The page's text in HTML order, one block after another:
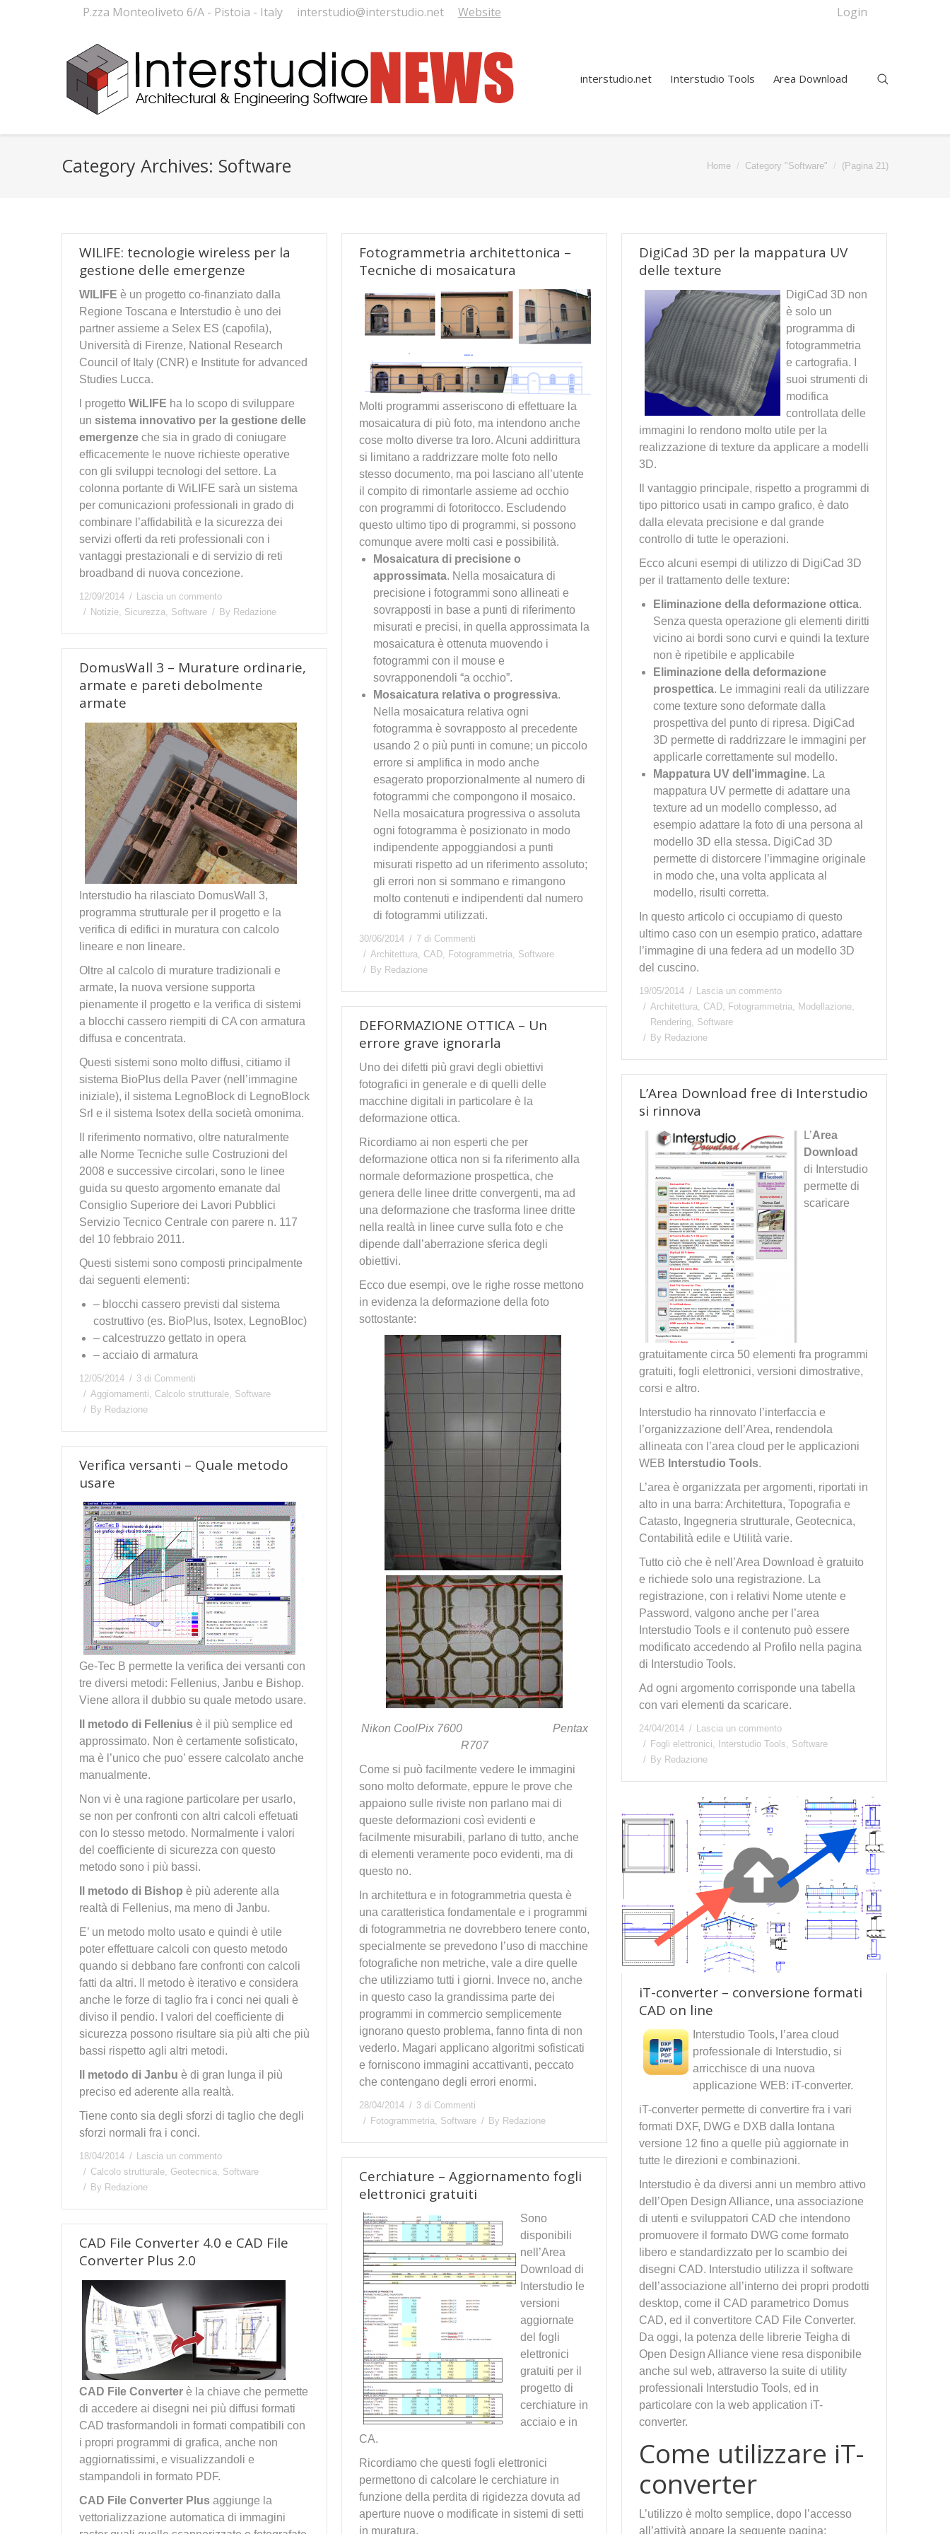
P.zza Monteoliveto 6/A - Pistoia - Italy interstudio@interstudio.net Website Login
interstudio.net Interstudio Tools Area Download
Category Archives: Software Home Category "Software" (Pagina 21)
WILIFE: tecnologie wireless per la
gestione delle emergenze
WILIFE è un progetto co-finanziato dalla
Regione Toscana e Interstudio è uno dei
partner assieme a Selex ES (capofila),
Università di Firenze, National Research
Council of Italy (CNR) e Institute for advanced
Studies Lucca.
l progetto WiLIFE ha lo scopo di sviluppare
un sistema innovativo per la gestione delle
emergenze che sia in grado di coniugare
efficacemente le nuove richieste operative
con gli sviluppi tecnologi del settore. La
colonna portante di WiLIFE sarà un sistema
per comunicazioni professionali in grado di
combinare l’affidabilità e la sicurezza dei
servizi offerti da reti professionali con i
vantaggi prestazionali e di servizio di reti
broadband di nuova concezione.
12/09/2014
Lascia un commento
Notizie, Sicurezza, Software By Redazione
Fotogrammetria architettonica –
Tecniche di mosaicatura
Molti programmi asseriscono di effettuare la
mosaicatura di più foto, ma intendono anche
cose molto diverse tra loro. Alcuni addirittura
si limitano a raddrizzare molte foto nello
stesso documento, ma poi lasciano all’utente
il compito di rimontarle assieme ad occhio
con programmi di fotoritocco. Escludendo
questo ultimo tipo di programmi, si possono
comunque avere molti casi e possibilità.
Mosaicatura di precisione o
approssimata. Nella mosaicatura di
precisione i fotogrammi sono allineati e
sovrapposti in base a punti di riferimento
misurati e precisi, in quella approssimata la
mosaicatura è ottenuta muovendo i
fotogrammi con il mouse e
sovrapponendoli “a occhio”.
Mosaicatura relativa o progressiva.
Nella mosaicatura relativa ogni
fotogramma è sovrapposto al precedente
usando 2 o più punti in comune; un piccolo
errore si amplifica in modo anche
esagerato proporzionalmente al numero di
fotogrammi che compongono il mosaico.
Nella mosaicatura progressiva o assoluta
ogni fotogramma è posizionato in modo
indipendente appoggiandosi a punti
misurati rispetto ad un riferimento assoluto;
gli errori non si sommano e rimangono
molto contenuti e indipendenti dal numero
di fotogrammi utilizzati.
30/06/2014
7 di Commenti
Architettura, CAD, Fotogrammetria, Software
By Redazione
DigiCad 3D per la mappatura UV
delle texture
DigiCad 3D non
è solo un
programma di
fotogrammetria
e cartografia. I
suoi strumenti di
modifica
controllata delle
immagini lo rendono molto utile per la
realizzazione di texture da applicare a modelli
3D.
Il vantaggio principale, rispetto a programmi di
tipo pittorico usati in campo grafico, è dato
dalla elevata precisione e dal grande
controllo di tutte le operazioni.
Ecco alcuni esempi di utilizzo di DigiCad 3D
per il trattamento delle texture:
Eliminazione della deformazione ottica.
Senza questa operazione gli elementi diritti
vicino ai bordi sono curvi e quindi la texture
non è ripetibile e applicabile
Eliminazione della deformazione
prospettica. Le immagini reali da utilizzare
come texture sono deformate dalla
prospettiva del punto di ripresa. DigiCad
3D permette di raddrizzare le immagini per
applicarle correttamente sul modello.
Mappatura UV dell’immagine. La
mappatura UV permette di adattare una
texture ad un modello complesso, ad
esempio adattare la foto di una persona al
modello 3D ella stessa. DigiCad 3D
permette di distorcere l’immagine originale
in modo che, una volta applicata al
modello, risulti corretta.
In questo articolo ci occupiamo di questo
ultimo caso con un esempio pratico, adattare
l’immagine di una federa ad un modello 3D
del cuscino.
19/05/2014
Lascia un commento
Architettura, CAD, Fotogrammetria, Modellazione,
Rendering, Software
By Redazione
DomusWall 3 – Murature ordinarie,
armate e pareti debolmente
armate
Interstudio ha rilasciato DomusWall 3,
programma strutturale per il progetto e la
verifica di edifici in muratura con calcolo
lineare e non lineare.
Oltre al calcolo di murature tradizionali e
armate, la nuova versione supporta
pienamente il progetto e la verifica di sistemi
a blocchi cassero riempiti di CA con armatura
diffusa e concentrata.
Questi sistemi sono molto diffusi, citiamo il
sistema BioPlus della Paver (nell’immagine
iniziale), il sistema LegnoBlock di LegnoBlock
Srl e il sistema Isotex della società omonima.
Il riferimento normativo, oltre naturalmente
alle Norme Tecniche sulle Costruzioni del
2008 e successive circolari, sono le linee
guida su questo argomento emanate dal
Consiglio Superiore dei Lavori Pubblici
Servizio Tecnico Centrale con parere n. 117
del 10 febbraio 2011.
Questi sistemi sono composti principalmente
dai seguenti elementi:
– blocchi cassero previsti dal sistema
costruttivo (es. BioPlus, Isotex, LegnoBloc)
– calcestruzzo gettato in opera
– acciaio di armatura
12/05/2014
3 di Commenti
Aggiornamenti, Calcolo strutturale, Software
By Redazione
DEFORMAZIONE OTTICA – Un
errore grave ignorarla
Uno dei difetti più gravi degli obiettivi
fotografici in generale e di quelli delle
macchine digitali in particolare è la
deformazione ottica.
Ricordiamo ai non esperti che per
deformazione ottica non si fa riferimento alla
normale deformazione prospettica, che
genera delle linee dritte convergenti, ma ad
una deformazione che trasforma linee dritte
nella realtà in linee curve sulla foto e che
dipende dall’aberrazione sferica degli
obiettivi.
Ecco due esempi, ove le righe rosse mettono
in evidenza la deformazione della foto
sottostante:
Nikon CoolPix 7600 Pentax
R707
Come si può facilmente vedere le immagini
sono molto deformate, eppure le prove che
appaiono sulle riviste non parlano mai di
queste deformazioni così evidenti e
facilmente misurabili, parlano di tutto, anche
di elementi veramente poco evidenti, ma di
questo no.
In architettura e in fotogrammetria questa è
una caratteristica fondamentale e i programmi
di fotogrammetria ne dovrebbero tenere conto,
specialmente se prevedono l’uso di macchine
fotografiche non metriche, vale a dire quelle
che utilizziamo tutti i giorni. Invece no, anche
in questo caso la grandissima parte dei
programmi in commercio semplicemente
ignorano questo problema, fanno finta di non
vederlo. Magari applicano algoritmi sofisticati
e forniscono immagini accattivanti, peccato
che contengano degli errori enormi.
28/04/2014
3 di Commenti
Fotogrammetria, Software By Redazione
L’Area Download free di Interstudio
si rinnova
L’Area
Download
di Interstudio
permette di
scaricare
gratuitamente circa 50 elementi fra programmi
gratuiti, fogli elettronici, versioni dimostrative,
corsi e altro.
Interstudio ha rinnovato l’interfaccia e
l’organizzazione dell’Area, rendendola
allineata con l’area cloud per le applicazioni
WEB Interstudio Tools.
L’area è organizzata per argomenti, riportati in
alto in una barra: Architettura, Topografia e
Catasto, Ingegneria strutturale, Geotecnica,
Contabilità edile e Utilità varie.
Tutto ciò che è nell’Area Download è gratuito
e richiede solo una registrazione. La
registrazione, con i relativi Nome utente e
Password, valgono anche per l’area
Interstudio Tools e il contenuto può essere
modificato accedendo al Profilo nella pagina
di Interstudio Tools.
Ad ogni argomento corrisponde una tabella
con vari elementi da scaricare.
24/04/2014
Lascia un commento
Fogli elettronici, Interstudio Tools, Software
By Redazione
Verifica versanti – Quale metodo
usare
Ge-Tec B permette la verifica dei versanti con
tre diversi metodi: Fellenius, Janbu e Bishop.
Viene allora il dubbio su quale metodo usare.
Il metodo di Fellenius è il più semplice ed
approssimato. Non è certamente sofisticato,
ma è l’unico che puo’ essere calcolato anche
manualmente.
Non vi è una ragione particolare per usarlo,
se non per confronti con altri calcoli effetuati
con lo stesso metodo. Normalmente i valori
del coefficiente di sicurezza con questo
metodo sono i più bassi.
Il metodo di Bishop è più aderente alla
realtà di Fellenius, ma meno di Janbu.
E’ un metodo molto usato e quindi è utile
poter effettuare calcoli con questo metodo
quando si debbano fare confronti con calcoli
fatti da altri. Il metodo è iterativo e considera
anche le forze di taglio fra i conci nei quali è
diviso il pendio. I valori del coefficiente di
sicurezza possono risultare sia più alti che più
bassi rispetto agli altri metodi.
Il metodo di Janbu è di gran lunga il più
preciso ed aderente alla realtà.
Tiene conto sia degli sforzi di taglio che degli
sforzi normali fra i conci.
18/04/2014
Lascia un commento
Calcolo strutturale, Geotecnica, Software
By Redazione
iT-converter – conversione formati
CAD on line
Interstudio Tools, l’area cloud
professionale di Interstudio, si
arricchisce di una nuova
applicazione WEB: iT-converter.
iT-converter permette di convertire fra i vari
formati DXF, DWG e DXB dalla lontana
versione 12 fino a quelle più aggiornate in
tutte le direzioni e combinazioni.
Interstudio è da diversi anni un membro attivo
dell’Open Design Alliance, una associazione
di utenti e sviluppatori CAD che intendono
promuovere il formato DWG come formato
libero e standardizzato per lo scambio dei
disegni CAD. Interstudio utilizza il software
dell’associazione all’interno dei propri prodotti
desktop, come il CAD parametrico Domus
CAD, ed il convertitore CAD File Converter.
Da oggi, la potenza delle librerie Teigha di
Open Design Alliance viene resa disponibile
anche sul web, attraverso la suite di utility
professionali Interstudio Tools, ed in
particolare con la web application iT-
converter.
Come utilizzare iT-
converter
L’utilizzo è molto semplice, dopo l’accesso
all’attività appare la seguente pagina:
Cerchiature – Aggiornamento fogli
elettronici gratuiti
Sono
disponibili
nell’Area
Download di
Interstudio le
versioni
aggiornate
del fogli
elettronici
gratuiti per il
progetto di
cerchiature in
acciaio e in
CA.
Ricordiamo che questi fogli elettronici
permettono di calcolare le cerchiature in
funzione della perdita di rigidezza dovuta ad
aperture nuove o modificate in sistemi di setti
in muratura.
CAD File Converter 4.0 e CAD File
Converter Plus 2.0
CAD File Converter è la chiave che permette
di accedere ai disegni nei più diffusi formati
CAD trasformandoli in formati compatibili con
i propri programmi di grafica, anche non
aggiornatissimi, e visualizzandoli e
stampandoli in formato PDF.
CAD File Converter Plus aggiunge la
vettorializzazione automatica di immagini